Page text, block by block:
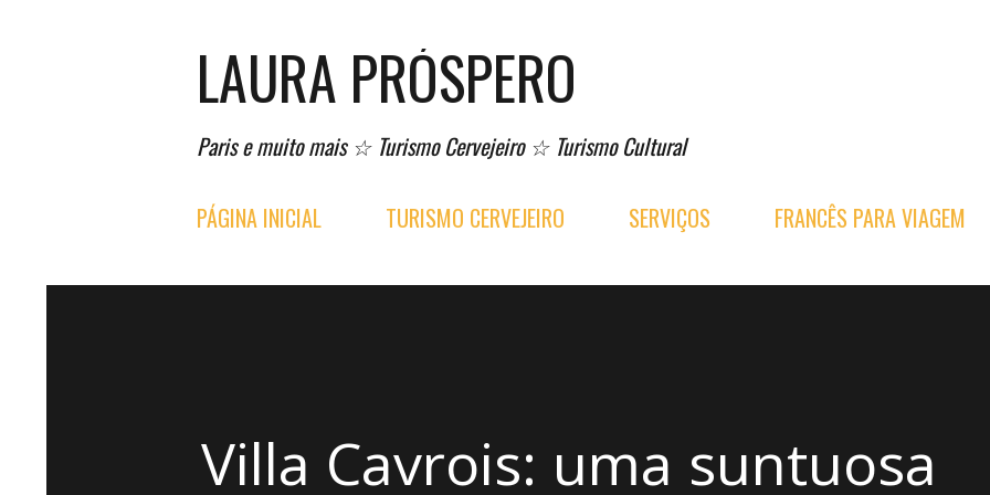
LAURA PRÓSPERO
Paris e muito mais ☆ Turismo Cervejeiro ☆ Turismo Cultural
PÁGINA INICIAL TURISMO CERVEJEIRO SERVIÇOS FRANCÊS PARA VIAGEM
Villa Cavrois: uma suntuosa